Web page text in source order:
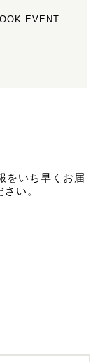
EVENT
をいち早くお届
い。